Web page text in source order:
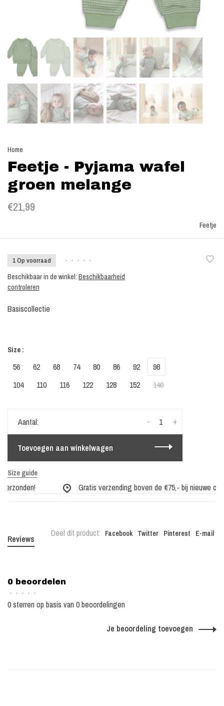
Home
Feetje - Pyjama wafel
groen melange
€21,99
Feetje
1 Op voorraad • • • • •
Beschikbaar in de winkel: Beschikbaarheid
controleren
Basiscollectie
Size :
56 62 68 74 80 86 92
98
104
110 116 122 128 152 140
Aantal: +
-
Toevoegen aan winkelwagen
Size guide
Gratis verzending boven de €75,- bij nieuwe
Deel dit product: Facebook Twitter Pinterest E-mail
Reviews
0 beoordelen
• • • • •
0 sterren op basis van 0 beoordelingen
Je beoordeling toevoegen